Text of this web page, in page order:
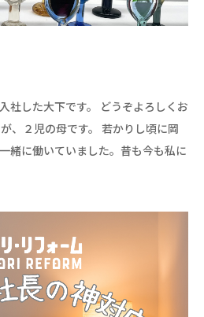
社した大下です。 どうぞよろしくお
、２児の母です。 若かりし頃に岡
緒に働いていました。昔も今も私に